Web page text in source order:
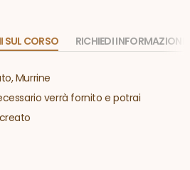
SUL CORSO RICHIEDI INFORMAZIONI
Murrine
verrà fornito e potrai